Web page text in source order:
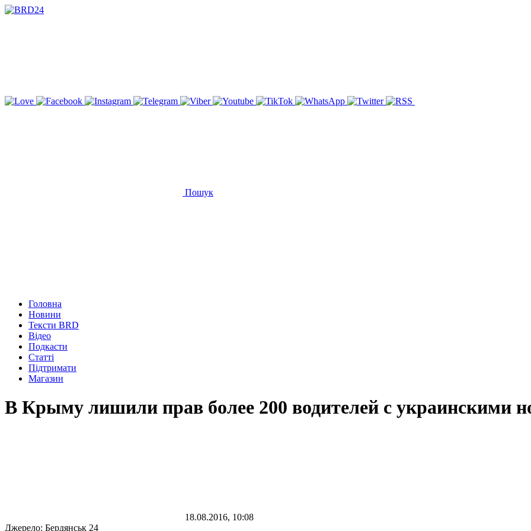
Пошук
Головна
Новини
Тексти BRD
Відео
Подкасти
Статті
Підтримати
Магазин
В Крыму лишили прав более 200 водителей с украинскими
18.08.2016, 10:08
Джерело: Бердянськ 24